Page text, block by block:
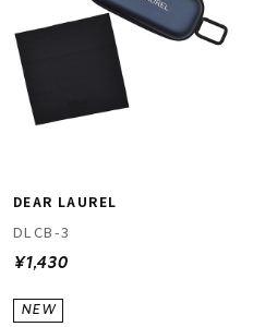
DEAR LAUREL
DLCB-3
¥1,430